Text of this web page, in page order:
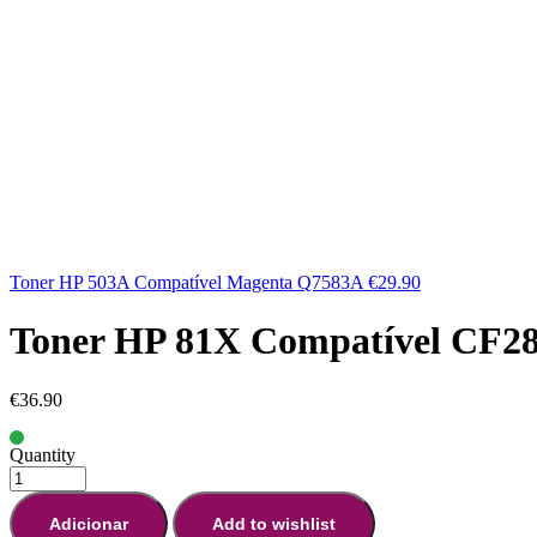
Toner HP 503A Compatível Magenta Q7583A €29.90
Toner HP 81X Compatível
€36.90
Quantity
Adicionar Add to wishlist